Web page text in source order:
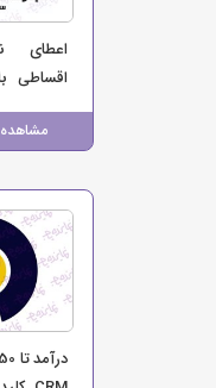
اعطای
اقساطی
ماندگار
مشاهده